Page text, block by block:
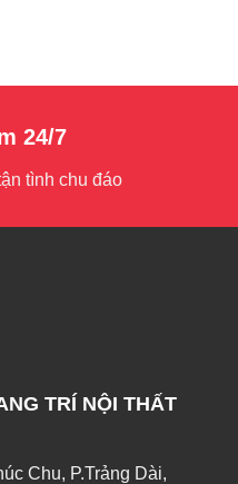
24/7
tình chu đáo
TRÍ NỘI THẤT
Chu, P.Trảng Dài,